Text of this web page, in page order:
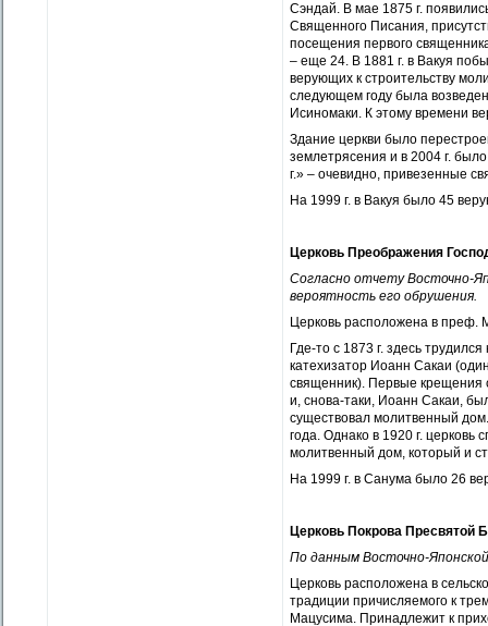
Сэндай. В мае 1875 г.
Священного Писания,
посещения первого
– еще 24. В 1881 г. в Вакуя
верующих к строительству
следующем году была
Исиномаки. К этому времени
Здание церкви было
землетрясения и в 2004 г.
г.» – очевидно, привезенные
На 1999 г. в Вакуя было 45
Церковь Преображения
Согласно отчету Восточно-
вероятность его обрушения.
Церковь расположена в преф.
Где-то с 1873 г. здесь
катехизатор Иоанн Сакаи
священник). Первые крещения
и, снова-таки, Иоанн Сакаи,
существовал молитвенный
года. Однако в 1920 г.
молитвенный дом, который и
На 1999 г. в Санума было 26
Церковь Покрова Пресвятой
По данным Восточно-
Церковь расположена в
традиции причисляемого к
Мацусима. Принадлежит к